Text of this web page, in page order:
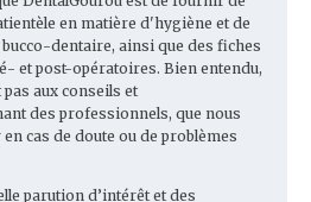
en matière d'hygiène et de
dentaire, ainsi que des fiches
et post-opératoires. Bien entendu,
aux conseils et
des professionnels, que nous
cas de doute ou de problèmes
parution d’intérêt et des